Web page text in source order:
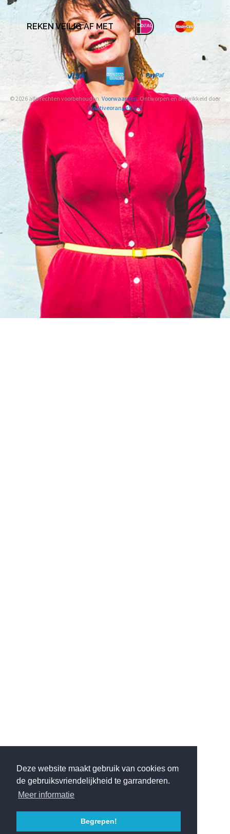
Deze website maakt gebruik van cookies om
de gebruiksvriendelijkheid te garranderen.
Meer informatie
Begrepen!
REKEN VEILIG AF MET
© 2026 alle rechten voorbehouden.Voorwaarden. Ontworpen en ontwikkeld door
Creativeorange V.O.F.